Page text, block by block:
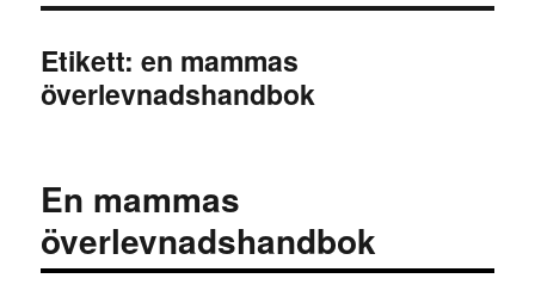
Etikett:en mammas
överlevnadshandbok
En mammas
överlevnadshandbok